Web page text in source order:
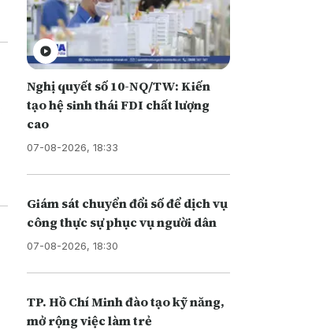
Nghị quyết số 10-NQ/TW: Kiến
tạo hệ sinh thái FDI chất lượng
cao
07-08-2026, 18:33
Giám sát chuyển đổi số để dịch vụ
công thực sự phục vụ người dân
07-08-2026, 18:30
TP. Hồ Chí Minh đào tạo kỹ năng,
mở rộng việc làm trẻ